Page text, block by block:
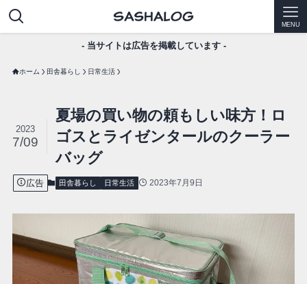
MENU
- 当サイトは広告を掲載しています -
ホーム 田舎暮らし 日常生活
夏場の買い物の頼もしい味方！ロ
ゴスとライゼンタールのクーラー
バッグ
2023
7/09
広告 田舎暮らし 日常生活 2023年7月9日